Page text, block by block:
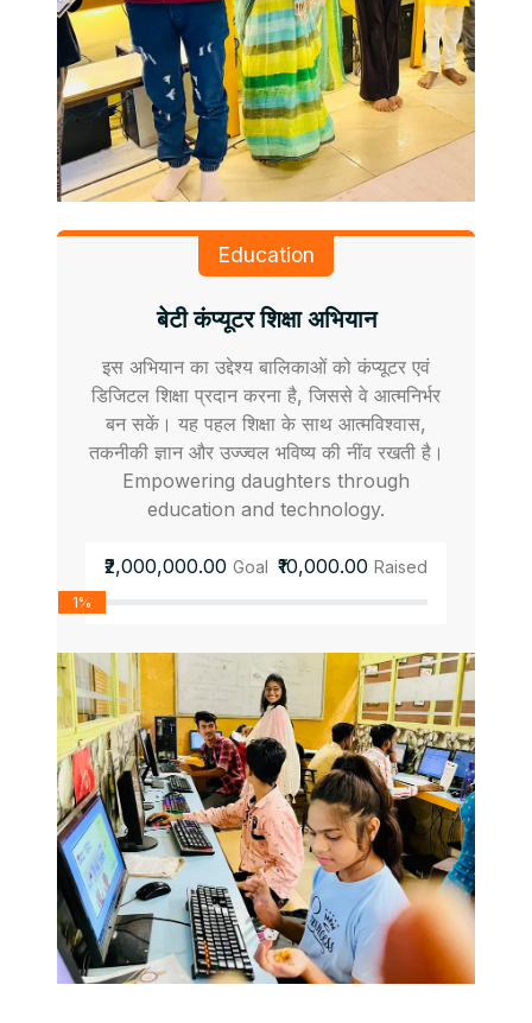
Education
बेटी कंप्यूटर शिक्षा अभियान
इस अभियान का उद्देश्य बालिकाओं को कंप्यूटर एवं
डिजिटल शिक्षा प्रदान करना है, जिससे वे आत्मनिर्भर
बन सकें। यह पहल शिक्षा के साथ आत्मविश्वास,
तकनीकी ज्ञान और उज्ज्वल भविष्य की नींव रखती है।
Empowering daughters through
education and technology.
₹2,000,000.00 Goal ₹10,000.00 Raised
1%